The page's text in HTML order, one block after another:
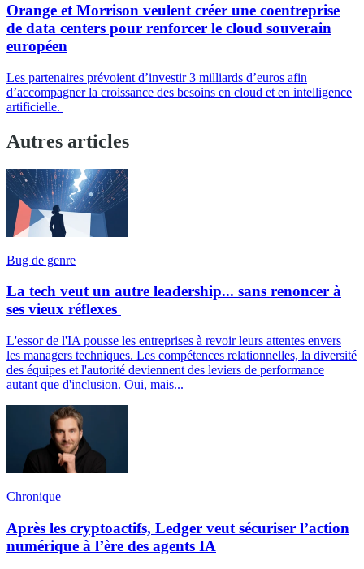
Orange et Morrison veulent créer une coentreprise
de data centers pour renforcer le cloud souverain
européen
Les partenaires prévoient d’investir 3 milliards d’euros afin
d’accompagner la croissance des besoins en cloud et en intelligence
artificielle.
Autres articles
Bug de genre
La tech veut un autre leadership... sans renoncer à
ses vieux réflexes
L'essor de l'IA pousse les entreprises à revoir leurs attentes envers
les managers techniques. Les compétences relationnelles, la diversité
des équipes et l'autorité deviennent des leviers de performance
autant que d'inclusion. Oui, mais...
Chronique
Après les cryptoactifs, Ledger veut sécuriser l’action
numérique à l’ère des agents IA